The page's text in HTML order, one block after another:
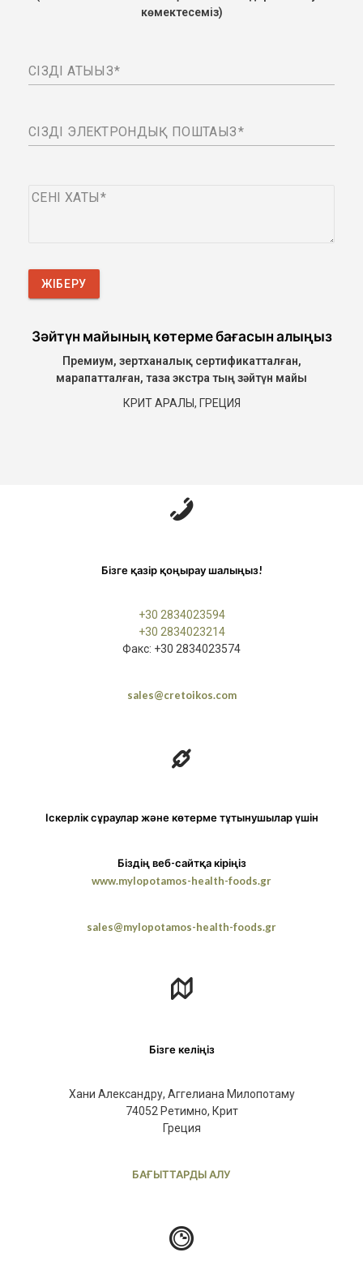
көмектесеміз)
СІЗДІҢ АТЫҢЫЗ
СІЗДІҢ ЭЛЕКТРОНДЫҚ ПОШТАҢЫЗ
СЕНІҢ ХАТЫҢ
ЖІБЕРУ
Зәйтүн майының көтерме бағасын алыңыз
Премиум, зертханалық сертификатталған,
марапатталған, таза экстра тың зәйтүн майы
КРИТ АРАЛЫ, ГРЕЦИЯ
Бізге қазір қоңырау шалыңыз!
+30 2834023594
+30 2834023214
Факс: +30 2834023574
sales@cretoikos.com
Іскерлік сұраулар және көтерме тұтынушылар үшін
Біздің веб-сайтқа кіріңіз
www.mylopotamos-health-foods.gr
sales@mylopotamos-health-foods.gr
Бізге келіңіз
Хани Александру, Аггелиана Милопотаму
74052 Ретимно, Крит
Греция
БАҒЫТТАРДЫ АЛУ